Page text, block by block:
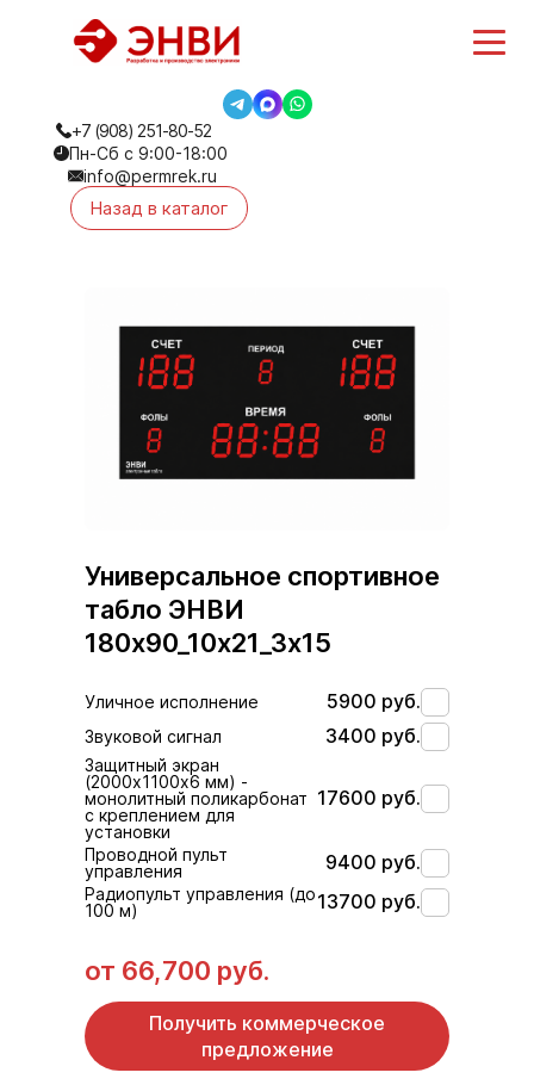
+7 (908) 251-80-52
Пн-Сб с 9:00-18:00
info@permrek.ru
Назад в каталог
Универсальное спортивное
табло ЭНВИ
180х90_10х21_3х15
от 66,700 руб.
Получить коммерческое
предложение
Уличное исполнение 5900 руб.
Звуковой сигнал 3400 руб.
Защитный экран
(2000х1100х6 мм) -
монолитный поликарбонат
с креплением для
установки
17600 руб.
Проводной пульт
управления
9400 руб.
Радиопульт управления (до
100 м)
13700 руб.